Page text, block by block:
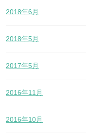
2018年6月
2018年5月
2017年5月
2016年11月
2016年10月